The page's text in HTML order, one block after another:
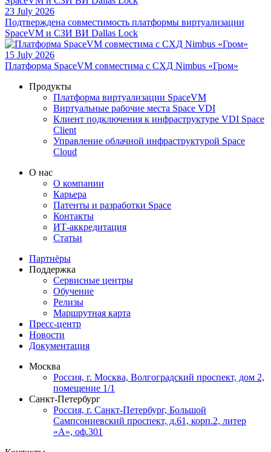
23 July 2026
Подтверждена совместимость платформы виртуализации
SpaceVM и СЗИ ВИ Dallas Lock
15 July 2026
Платформа SpaceVM совместима с СХД Nimbus «Гром»
Продукты
Платформа виртуализации SpaceVM
Виртуальные рабочие места Space VDI
Клиент подключения к инфраструктуре VDI Space
Client
Управление облачной инфраструктурой Space
Cloud
О нас
О компании
Карьера
Патенты и разработки Space
Контакты
ИТ-аккредитация
Статьи
Партнёры
Поддержка
Сервисные центры
Обучение
Релизы
Маршрутная карта
Пресс-центр
Новости
Документация
Москва
Россия, г. Москва, Волгоградский проспект, дом 2,
помещение 1/1
Санкт-Петербург
Россия, г. Санкт-Петербург, Большой
Сампсониевский проспект, д.61, корп.2, литер
«А», оф.301